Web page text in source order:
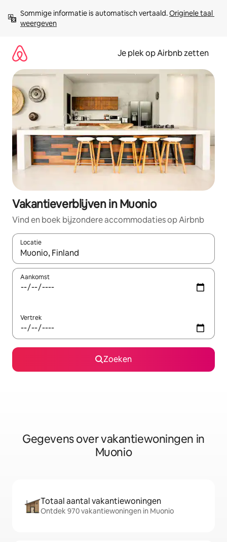
direct
naar
Sommige informatie is automatisch vertaald. Originele taal
weergeven
Je plek op Airbnb zetten
Vakantieverblijven in Muonio
Vind en boek bijzondere accommodaties op Airbnb
Locatie
Wanneer er resultaten beschikbaar zijn, maak je een keuze
Aankomst
Vertrek
Zoeken
Gegevens over vakantiewoningen in
Muonio
Totaal aantal vakantiewoningen
Ontdek 970 vakantiewoningen in Muonio